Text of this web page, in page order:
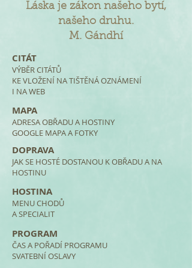
Láska je zákon našeho bytí,
našeho druhu.
M. Gándhí
CITÁT
VÝBĚR CITÁTŮ
KE VLOŽENÍ NA TIŠTĚNÁ OZNÁMENÍ
I NA WEB
MAPA
ADRESA OBŘADU A HOSTINY
GOOGLE MAPA A FOTKY
DOPRAVA
JAK SE HOSTÉ DOSTANOU K OBŘADU A NA
HOSTINU
HOSTINA
MENU CHODŮ
A SPECIALIT
PROGRAM
ČAS A POŘADÍ PROGRAMU
SVATEBNÍ OSLAVY